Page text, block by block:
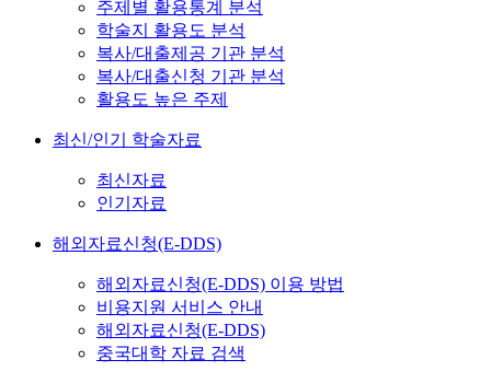
주제별 활용통계 분석
학술지 활용도 분석
복사/대출제공 기관 분석
복사/대출신청 기관 분석
활용도 높은 주제
최신/인기 학술자료
최신자료
인기자료
해외자료신청(E-DDS)
해외자료신청(E-DDS) 이용 방법
비용지원 서비스 안내
해외자료신청(E-DDS)
중국대학 자료 검색